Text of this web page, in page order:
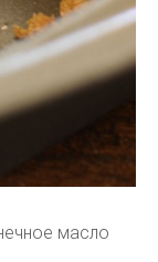
масло